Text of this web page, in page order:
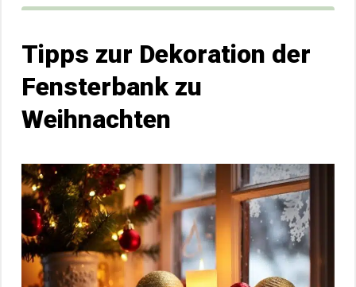
Tipps zur Dekoration der
Fensterbank zu
Weihnachten